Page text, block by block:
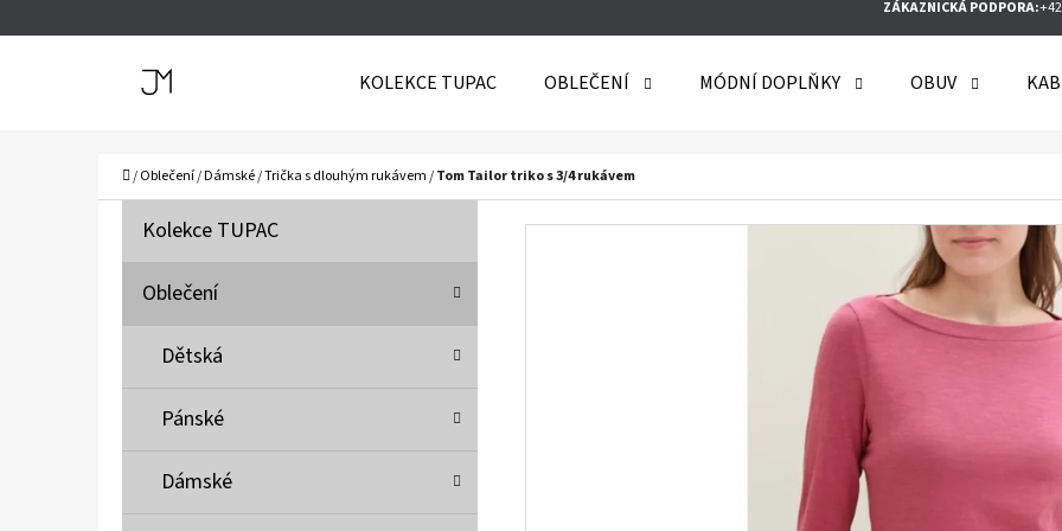
ZÁKAZNICKÁ PODPORA:
KOLEKCE TUPAC OBLEČENÍ MÓDNÍ DOPLŇKY OBUV
Domů
/Oblečení/Dámské/Trička s dlouhým rukávem/Tom Tailor triko s 3/4 rukávem
Přeskočit
K Kolekce TUPAC
Oblečení
Dětská
Pánské
Dámské